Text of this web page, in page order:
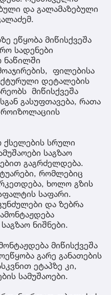
და გალამაზებული
ეწყობა მიწისქვეშა
სადენები
ნაწილში
ფილებისა
დეტალების
მიწისქვეშა
გასუფთავება, რათა
ქსელების სრული
საგზაო
გაგრძელდება.
რომლებიც
ხოლო გზის
საფარი.
და ზებრა
ნიშნები.
მიწისქვეშა
გარე განათების
ეტაპზე კი,
სამუშაოები.